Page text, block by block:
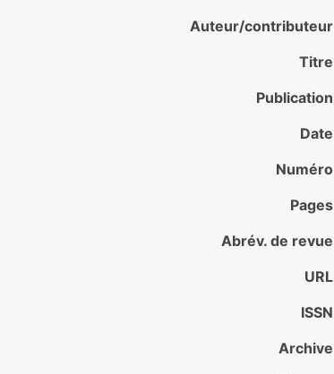
Auteur/contributeur
Titre
Publication
Date
Numéro
Pages
Abrév. de revue
URL
ISSN
Archive